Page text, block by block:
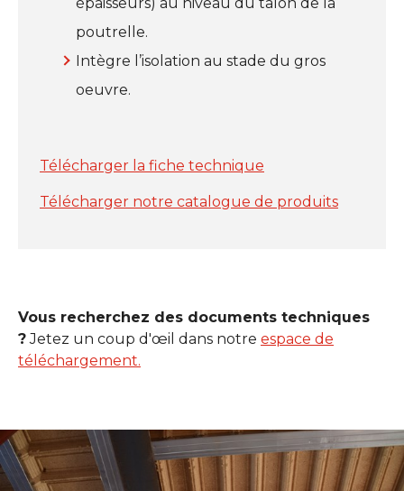
poutrelle.
Intègre l’isolation au stade du gros
oeuvre.
Télécharger la fiche technique
Télécharger notre catalogue de produits
Vous recherchez des documents techniques
?Jetez un coup d'œil dans notre espace de
téléchargement.